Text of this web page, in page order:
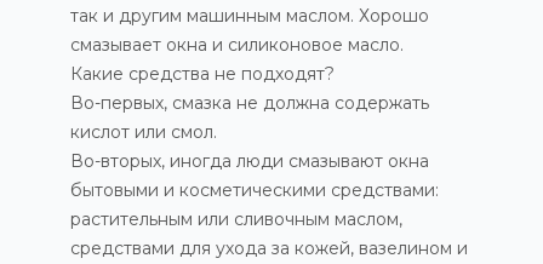
так и другим машинным маслом. Хорошо
смазывает окна и силиконовое масло.
Какие средства не подходят?
Во-первых, смазка не должна содержать
кислот или смол.
Во-вторых, иногда люди смазывают окна
бытовыми и косметическими средствами:
растительным или сливочным маслом,
средствами для ухода за кожей, вазелином и